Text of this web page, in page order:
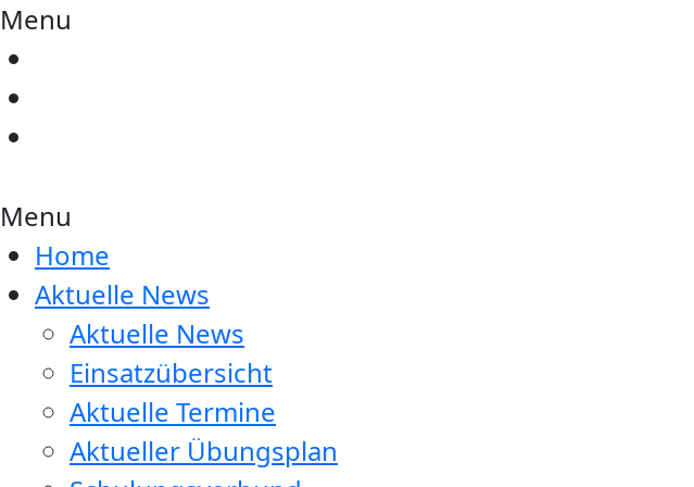
Menu
Menu
Home
Aktuelle News
Aktuelle News
Einsatzübersicht
Aktuelle Termine
Aktueller Übungsplan